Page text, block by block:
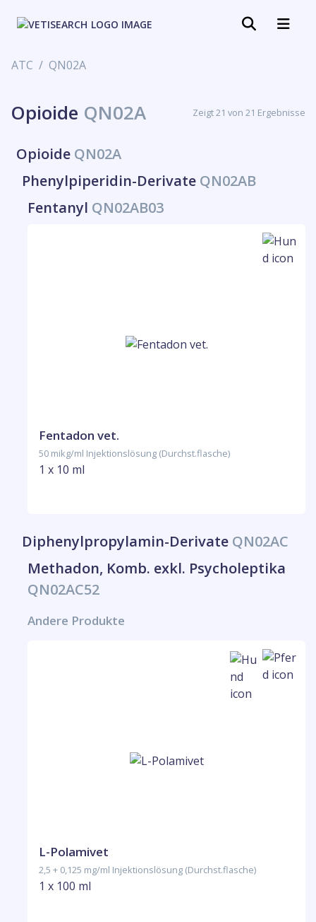
ATC QN02A
Opioide QN02A Zeigt 21 von 21 Ergebnisse
Opioide QN02A
Phenylpiperidin-Derivate QN02AB
Fentanyl QN02AB03
Fentadon vet.
50 mikg/ml Injektionslösung (Durchst.flasche)
1 x 10 ml
Diphenylpropylamin-Derivate QN02AC
Methadon, Komb. exkl. Psycholeptika
QN02AC52
Andere Produkte
L-Polamivet
2,5 + 0,125 mg/ml Injektionslösung (Durchst.flasche)
1 x 100 ml